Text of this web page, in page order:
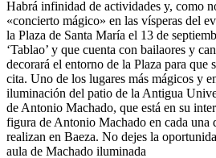
Habrá infinidad de actividades y, como
«concierto mágico» en las vísperas del
la Plaza de Santa María el 13 de
‘Tablao’ y que cuenta con bailaores y
decorará el entorno de la Plaza para que
cita. Uno de los lugares más mágicos y
iluminación del patio de la Antigua
de Antonio Machado, que está en su
figura de Antonio Machado en cada una
realizan en Baeza. No dejes la
aula de Machado iluminada